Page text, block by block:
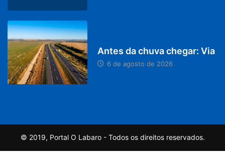
Antes da chuva chegar: Via
6 de agosto de 2026
© 2019, Portal O Labaro - Todos os direitos reservados.